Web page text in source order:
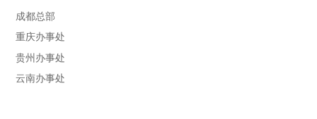
成都总部
重庆办事处
贵州办事处
云南办事处